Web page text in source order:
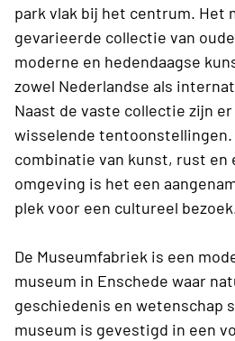
park vlak bij het centrum. Het
gevarieerde collectie van
moderne en hedendaagse
zowel Nederlandse als
Naast de vaste collectie zijn
wisselende tentoonstellingen.
combinatie van kunst, rust en
omgeving is het een
plek voor een cultureel
De Museumfabriek is een
museum in Enschede waar
geschiedenis en wetenschap
museum is gevestigd in een